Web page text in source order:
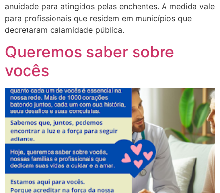
anuidade para atingidos pelas enchentes. A medida vale
para profissionais que residem em municípios que
decretaram calamidade pública.
Queremos saber sobre
vocês